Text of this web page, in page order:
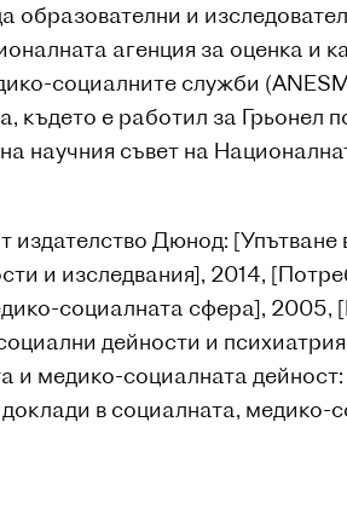
и
агенция за оценка и
социалните служби
където е работил за Грьонел
научния съвет на
Дюнод: [Упътване
и изследвания], 2014,
социалната сфера], 2005,
дейности и
медико-социалната дейност:
в социалната, медико-